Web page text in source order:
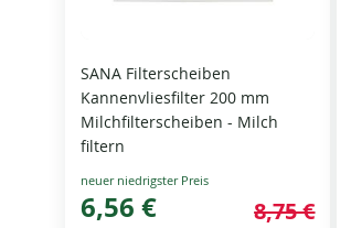
SANA Filterscheiben
Kannenvliesfilter 200 mm
Milchfilterscheiben - Milch
filtern
Special
Price
6,56 € 8,75 €